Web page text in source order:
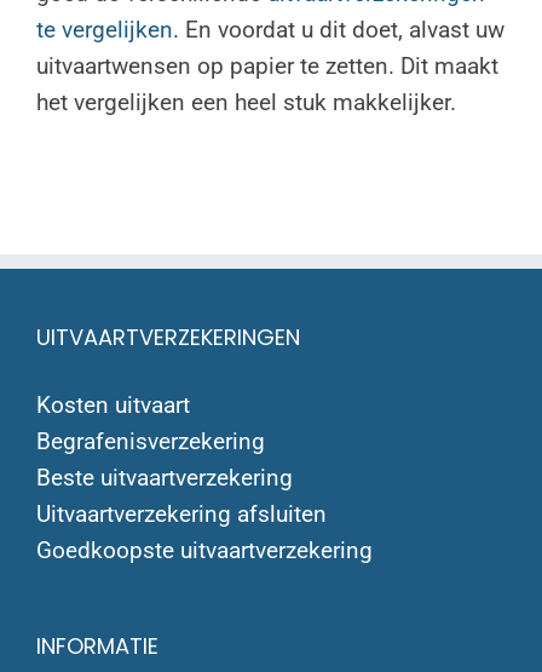
te vergelijken. En voordat u dit doet, alvast uw
uitvaartwensen op papier te zetten. Dit maakt
het vergelijken een heel stuk makkelijker.
UITVAARTVERZEKERINGEN
Kosten uitvaart
Begrafenisverzekering
Beste uitvaartverzekering
Uitvaartverzekering afsluiten
Goedkoopste uitvaartverzekering
INFORMATIE